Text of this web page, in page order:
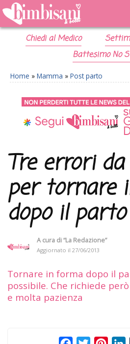
Chiedi al Medico
Battesimo No
Home » Mamma » Post parto
Tre errori
per tornare
dopo il parto
A cura di“La Redazione”
Aggiornato il 27/06/2013
Tornare in forma dopo il
possibile. Che richiede
e molta pazienza